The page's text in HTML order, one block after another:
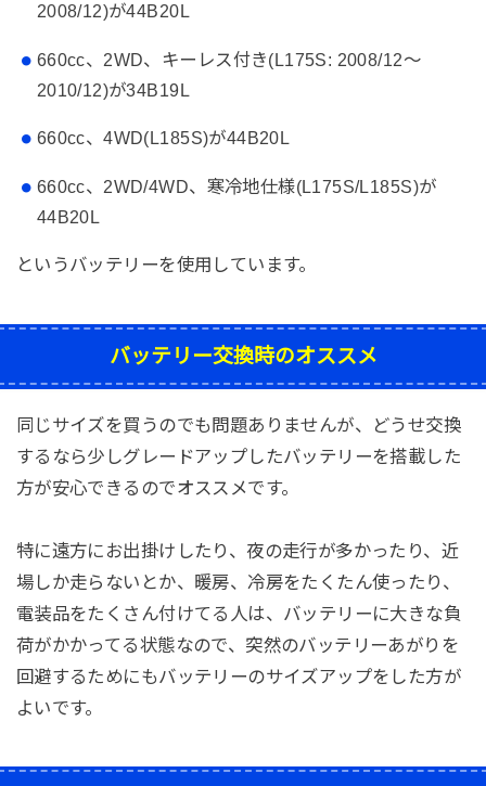
2008/12)が44B20L
660cc、2WD、キーレス付き(L175S: 2008/12～
2010/12)が34B19L
660cc、4WD(L185S)が44B20L
660cc、2WD/4WD、寒冷地仕様(L175S/L185S)が
44B20L
というバッテリーを使用しています。
バッテリー交換時のオススメ
同じサイズを買うのでも問題ありませんが、どうせ交換
するなら少しグレードアップしたバッテリーを搭載した
方が安心できるのでオススメです。
特に遠方にお出掛けしたり、夜の走行が多かったり、近
場しか走らないとか、暖房、冷房をたくたん使ったり、
電装品をたくさん付けてる人は、バッテリーに大きな負
荷がかかってる状態なので、突然のバッテリーあがりを
回避するためにもバッテリーのサイズアップをした方が
よいです。